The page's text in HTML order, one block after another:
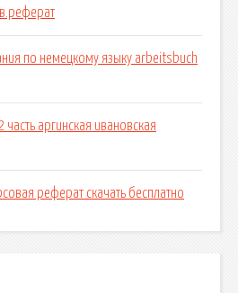
по немецкому языку arbeitsbuch
часть аргинская ивановская
реферат скачать бесплатно